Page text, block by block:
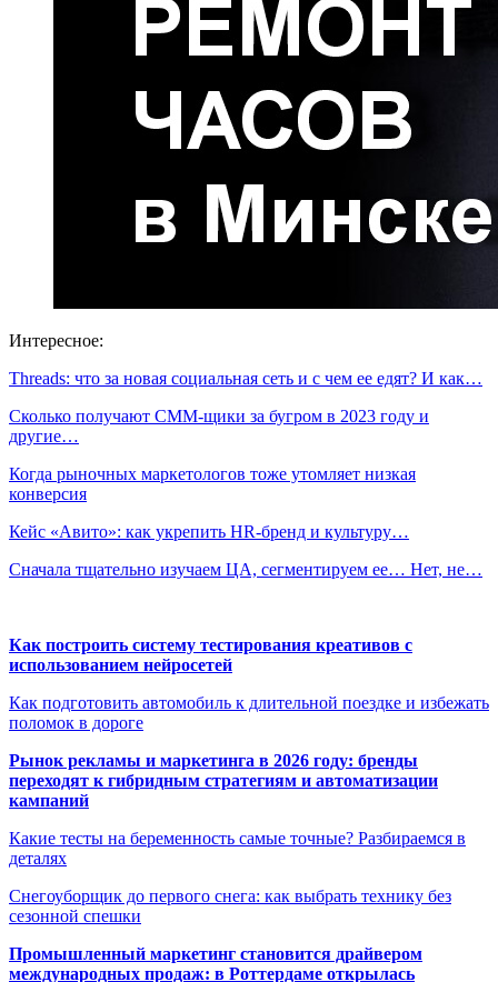
Интересное:
Threads: что за новая социальная сеть и с чем ее едят? И как…
Сколько получают СММ-щики за бугром в 2023 году и
другие…
Когда рыночных маркетологов тоже утомляет низкая
конверсия
Кейс «Авито»: как укрепить HR-бренд и культуру…
Сначала тщательно изучаем ЦА, сегментируем ее… Нет, не…
Как построить систему тестирования креативов с
использованием нейросетей
Как подготовить автомобиль к длительной поездке и избежать
поломок в дороге
Рынок рекламы и маркетинга в 2026 году: бренды
переходят к гибридным стратегиям и автоматизации
кампаний
Какие тесты на беременность самые точные? Разбираемся в
деталях
Снегоуборщик до первого снега: как выбрать технику без
сезонной спешки
Промышленный маркетинг становится драйвером
международных продаж: в Роттердаме открылась